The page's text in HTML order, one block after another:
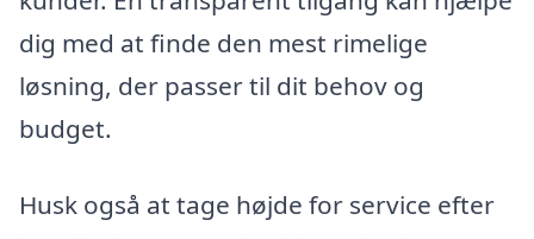
dig med at finde den mest rimelige
løsning, der passer til dit behov og
budget.
Husk også at tage højde for service efter